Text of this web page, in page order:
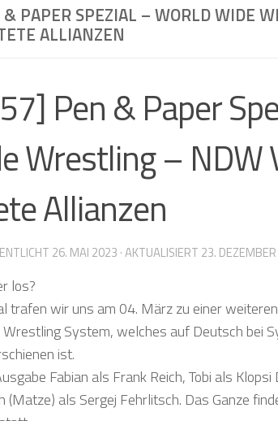
PAPER SPEZIAL – WORLD WIDE
ALLIANZEN
Pen & Paper
Wrestling – NDW
Allianzen
26. MAI 2023 · AKTUALISIERT 23.
los?
trafen wir uns am 04. März zu einer
Wrestling System, welches auf Deutsch bei
ist.
Fabian als Frank Reich, Tobi als Klopsi
(Matze) als Sergej Fehrlitsch. Das Ganze